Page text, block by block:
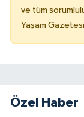
ve tüm
Yaşam
Özel Haber